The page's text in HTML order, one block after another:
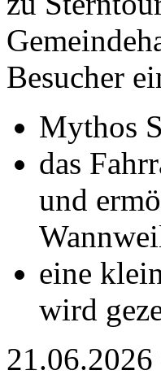
Besucher
Mythos
das
und
eine
wird
21.06.2026